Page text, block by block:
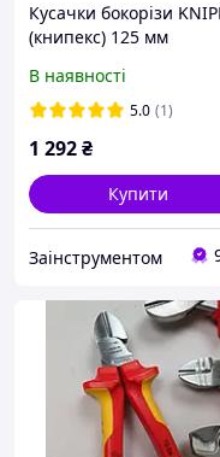
Кусачки бокорізи
(книпекс) 125 мм
діелектричні
В наявності
5.0 (1)
1 292₴
Купити
Заінструментом